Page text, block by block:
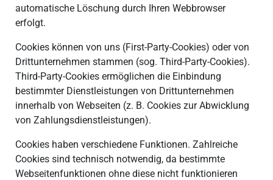
automatische Löschung durch Ihren Webbrowser
erfolgt.
Cookies können von uns (First-Party-Cookies) oder von
Drittunternehmen stammen (sog. Third-Party-Cookies).
Third-Party-Cookies ermöglichen die Einbindung
bestimmter Dienstleistungen von Drittunternehmen
innerhalb von Webseiten (z. B. Cookies zur Abwicklung
von Zahlungsdienstleistungen).
Cookies haben verschiedene Funktionen. Zahlreiche
Cookies sind technisch notwendig, da bestimmte
Webseitenfunktionen ohne diese nicht funktionieren